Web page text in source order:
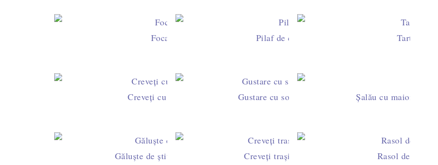
Focaccia cu ton și măsline Pilaf de creveți cu șofran și vin alb Tartine cu
Creveţi cu orez sălbatic şi baby spanacGustare cu somon afumat şi ouă de prepeliţă
Șalău cu maioneză,
Găluşte de ştiucă în sos de smântână şi mărarCreveţi traşi în unt cu usturoi şi pătrunjelRasol de şalău